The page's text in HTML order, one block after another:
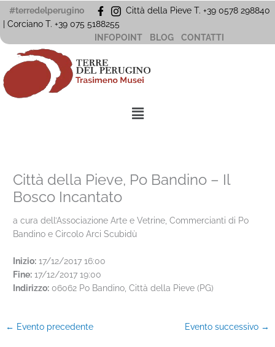
Vai
al
#terredelperugino
Città della Pieve T. +39 0578 298840
| Corciano T. +39 075 5188255
INFOPOINT
BLOG CONTATTI
Menu
Città della Pieve, Po Bandino – Il
Bosco Incantato
a cura dell’Associazione Arte e Vetrine, Commercianti di Po
Bandino e Circolo Arci Scubidù
Inizio: 17/12/2017 16:00
Fine: 17/12/2017 19:00
Indirizzo: 06062 Po Bandino, Città della Pieve (PG)
← Evento precedente Evento successivo →